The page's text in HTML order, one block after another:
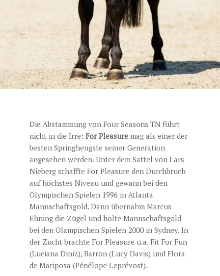
Die Abstammung von Four Seasons TN führt
nicht in die Irre: For Pleasure mag als einer der
besten Springhengste seiner Generation
angesehen werden. Unter dem Sattel von Lars
Nieberg schaffte For Pleasure den Durchbruch
auf höchstes Niveau und gewann bei den
Olympischen Spielen 1996 in Atlanta
Mannschaftsgold. Dann übernahm Marcus
Ehning die Zügel und holte Mannschaftsgold
bei den Olampischen Spielen 2000 in Sydney. In
der Zucht brachte For Pleasure u.a. Fit For Fun
(Luciana Diniz), Barron (Lucy Davis) und Flora
de Mariposa (Pénélope Leprévost).